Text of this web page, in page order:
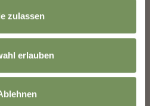
zulassen
erlauben